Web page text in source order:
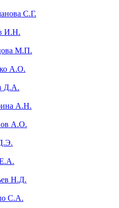
С.Г.
И.Н.
М.П.
А.О.
Д.А.
А.Н.
А.О.
Н.Д.
С.А.